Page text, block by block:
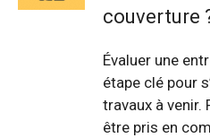
couverture
Évaluer une
étape clé pour
travaux à
être pris en